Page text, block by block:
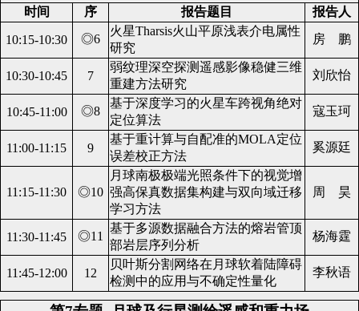
时间 序 报告题目 报告人
10:15-10:30 ◎6
火星Tharsis火山平原浅表介电属性
研究
房 鹏
10:30-10:45 7
弱纹理深空探测遥感影像稳健三维
重建方法研究
刘欣怡
10:45-11:00 ◎8
基于深度学习的火星车跨视角绝对
定位算法
寇玉珂
11:00-11:15 9
基于重计算与自配准的MOLA定位
误差校正方法
奚源廷
11:15-11:30 ◎10
月球南极极端光照条件下的视觉增
强高保真数据集构建与双向域迁移
学习方法
周 昊
11:30-11:45 ◎11
基于多源数据融合方法的熔岩管顶
部岩层序列分析
杨海霆
11:45-12:00 12
贝叶斯分割网络在月球软着陆障碍
检测中的应用与不确定性量化
李秋语